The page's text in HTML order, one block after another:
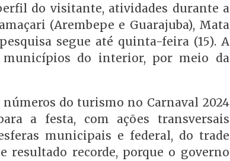
do visitante, atividades durante a
(Arembepe e Guarajuba), Mata
segue até quinta-feira (15). A
municípios do interior, por meio da
do turismo no Carnaval 2024
a festa, com ações transversais
municipais e federal, do trade
resultado recorde, porque o governo